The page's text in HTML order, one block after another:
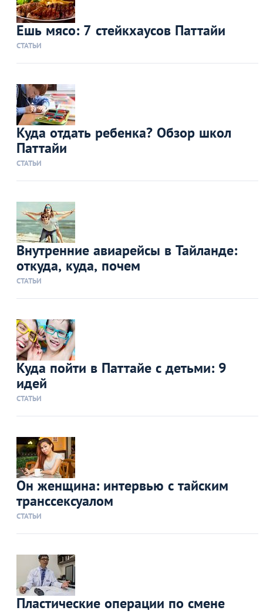
Ешь мясо: 7 стейкхаусов Паттайи
СТАТЬИ
Куда отдать ребенка? Обзор школ
Паттайи
СТАТЬИ
Внутренние авиарейсы в Тайланде:
откуда, куда, почем
СТАТЬИ
Куда пойти в Паттайе с детьми: 9
идей
СТАТЬИ
Он женщина: интервью с тайским
транссексуалом
СТАТЬИ
Пластические операции по смене